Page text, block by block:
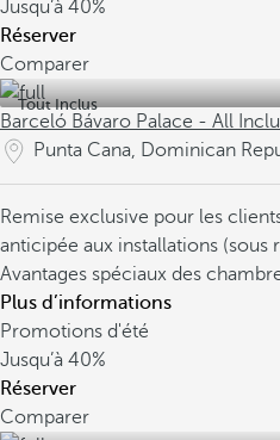
Jusqu’à 40%
Réserver
Comparer
Tout Inclus
Barceló Bávaro Palace - All
Punta Cana, Dominican
Remise exclusive pour les
anticipée aux installations (sous
Avantages spéciaux des
Plus d’informations
Promotions d'été
Jusqu’à 40%
Réserver
Comparer